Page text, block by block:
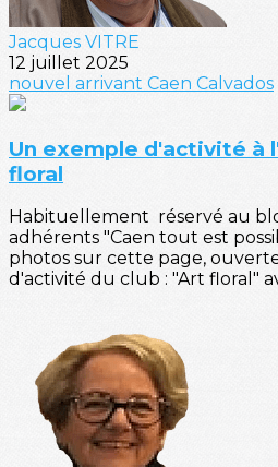
Jacques VITRE
12 juillet 2025
nouvel arrivant Caen Calvados
Un exemple d'activité à
floral
Habituellement réservé au
adhérents "Caen tout est
photos sur cette page,
d'activité du club : "Art floral"